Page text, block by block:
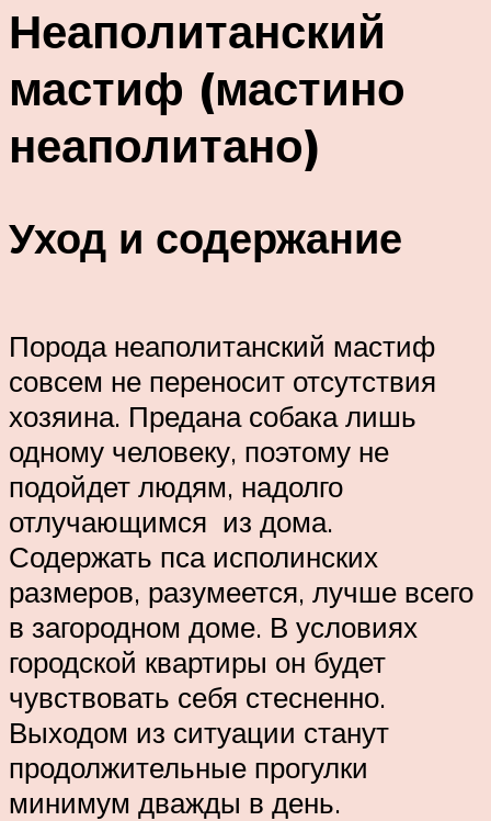
Неаполитанский
мастиф (мастино
неаполитано)
Уход и содержание
Порода неаполитанский мастиф
совсем не переносит отсутствия
хозяина. Предана собака лишь
одному человеку, поэтому не
подойдет людям, надолго
отлучающимся из дома.
Содержать пса исполинских
размеров, разумеется, лучше всего
в загородном доме. В условиях
городской квартиры он будет
чувствовать себя стесненно.
Выходом из ситуации станут
продолжительные прогулки
минимум дважды в день.